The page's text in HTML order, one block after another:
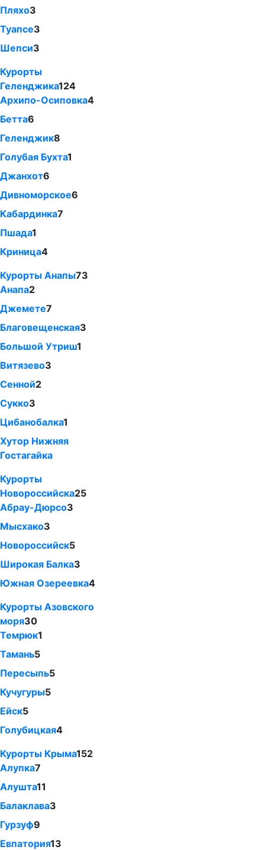
Пляхо3
Туапсе3
Шепси3
Курорты
Геленджика124
Архипо-Осиповка4
Бетта6
Геленджик8
Голубая Бухта1
Джанхот6
Дивноморское6
Кабардинка7
Пшада1
Криница4
Курорты Анапы73
Анапа2
Джемете7
Благовещенская3
Большой Утриш1
Витязево3
Сенной2
Сукко3
Цибанобалка1
Хутор Нижняя
Гостагайка
Курорты
Новороссийска25
Абрау-Дюрсо3
Мысхако3
Новороссийск5
Широкая Балка3
Южная Озереевка4
Курорты Азовского
моря30
Темрюк1
Тамань5
Пересыпь5
Кучугуры5
Ейск5
Голубицкая4
Курорты Крыма152
Алупка7
Алушта11
Балаклава3
Гурзуф9
Евпатория13